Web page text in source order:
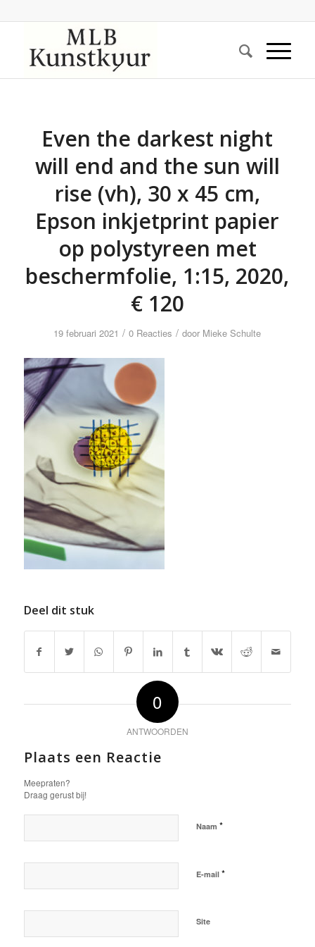
Even the darkest night
will end and the sun will
rise (vh), 30 x 45 cm,
Epson inkjetprint papier
op polystyreen met
beschermfolie, 1:15, 2020,
€ 120
19 februari 2021 / 0 Reacties / door Mieke Schulte
Deel dit stuk
0
ANTWOORDEN
Plaats een Reactie
Meepraten?
Draag gerust bij!
Naam *
E-mail *
Site